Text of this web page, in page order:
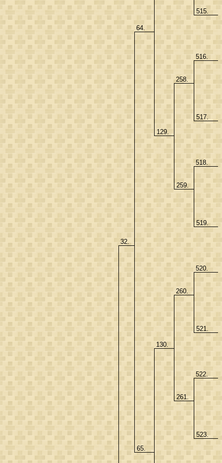
32.
64.
515.
129.
258.
516.
517.
259.
518.
519.
65.
130.
260.
520.
521.
261.
522.
523.